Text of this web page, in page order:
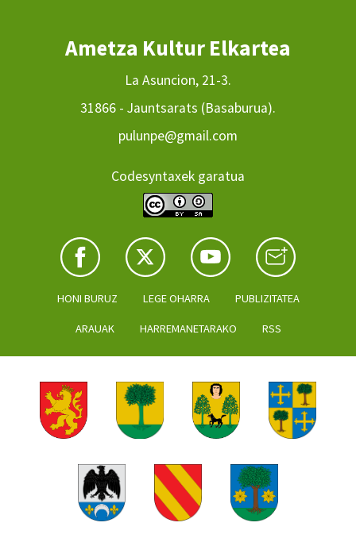
Ametza Kultur Elkartea
La Asuncion, 21-3.
31866 - Jauntsarats (Basaburua).
pulunpe@gmail.com
Codesyntaxek garatua
HONI BURUZ LEGE OHARRA PUBLIZITATEA
ARAUAK HARREMANETARAKO RSS